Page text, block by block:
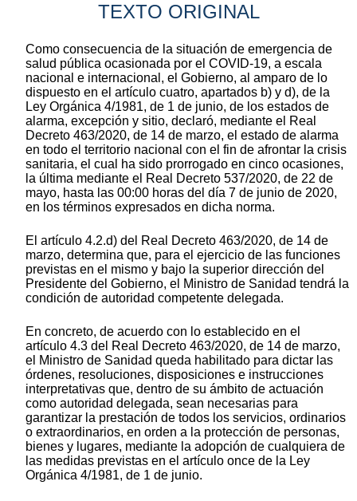
TEXTO ORIGINAL
Como consecuencia de la situación de emergencia de
salud pública ocasionada por el COVID-19, a escala
nacional e internacional, el Gobierno, al amparo de lo
dispuesto en el artículo cuatro, apartados b) y d), de la
Ley Orgánica 4/1981, de 1 de junio, de los estados de
alarma, excepción y sitio, declaró, mediante el Real
Decreto 463/2020, de 14 de marzo, el estado de alarma
en todo el territorio nacional con el fin de afrontar la crisis
sanitaria, el cual ha sido prorrogado en cinco ocasiones,
la última mediante el Real Decreto 537/2020, de 22 de
mayo, hasta las 00:00 horas del día 7 de junio de 2020,
en los términos expresados en dicha norma.
El artículo 4.2.d) del Real Decreto 463/2020, de 14 de
marzo, determina que, para el ejercicio de las funciones
previstas en el mismo y bajo la superior dirección del
Presidente del Gobierno, el Ministro de Sanidad tendrá la
condición de autoridad competente delegada.
En concreto, de acuerdo con lo establecido en el
artículo 4.3 del Real Decreto 463/2020, de 14 de marzo,
el Ministro de Sanidad queda habilitado para dictar las
órdenes, resoluciones, disposiciones e instrucciones
interpretativas que, dentro de su ámbito de actuación
como autoridad delegada, sean necesarias para
garantizar la prestación de todos los servicios, ordinarios
o extraordinarios, en orden a la protección de personas,
bienes y lugares, mediante la adopción de cualquiera de
las medidas previstas en el artículo once de la Ley
Orgánica 4/1981, de 1 de junio.